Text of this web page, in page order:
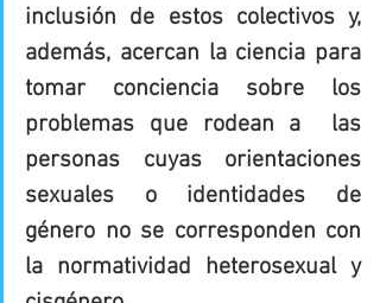
inclusión de estos colectivos y,
además, acercan la ciencia para
tomar conciencia sobre los
problemas que rodean a  las
personas cuyas orientaciones
sexuales o identidades de
género no se corresponden con
la normatividad heterosexual y